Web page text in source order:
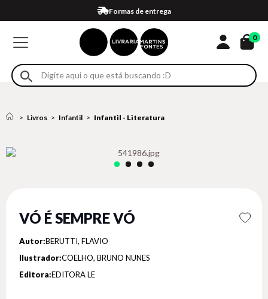
Formas de entrega
Compra 100% segura
Em até 4x sem juros no cartão*
Retire na loja
Eventos
0
Livros Infantil Infantil - Literatura
VÓ É SEMPRE VÓ
Autor:BERUTTI, FLAVIO
Ilustrador:COELHO, BRUNO NUNES
Editora:EDITORA LE